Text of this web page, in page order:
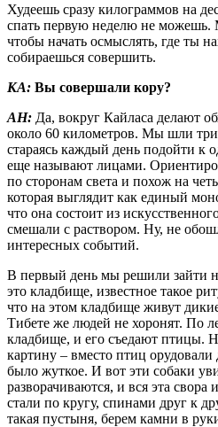
Худеешь сразу килограммов на
спать первую неделю не
чтобы начать осмыслять, где ты
собираешься совершить.
КА: Вы совершали кору?
АН: Да, вокруг Кайласа делают
около 60 километров. Мы шли
стараясь каждый день подойти к
еще называют лицами.
по сторонам света и похож на
которая выглядит как единый
что она состоит из
смешали с раствором. Ну, не
интересных событий.
В первый день мы решили зайти
это кладбище, известное такое
что на этом кладбище живут
Тибете же людей не хоронят. По
кладбище, и его съедают птицы.
картину – вместо птиц
было жуткое. И вот эти собаки
разворачиваются, и вся эта
стали по кругу, спинами друг к
такая пустыня, берем камни в